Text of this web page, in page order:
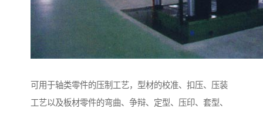
可用于轴类零件的压制工艺，型材的校准、扣压、压装
工艺以及板材零件的弯曲、争辩、定型、压印、套型、